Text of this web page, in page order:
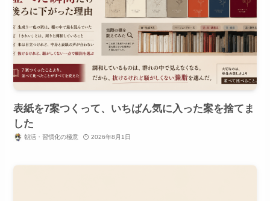
表紙を7案つくって、いちばん気に入った案を捨てま
した
朝活・習慣化の極意 2026年8月1日